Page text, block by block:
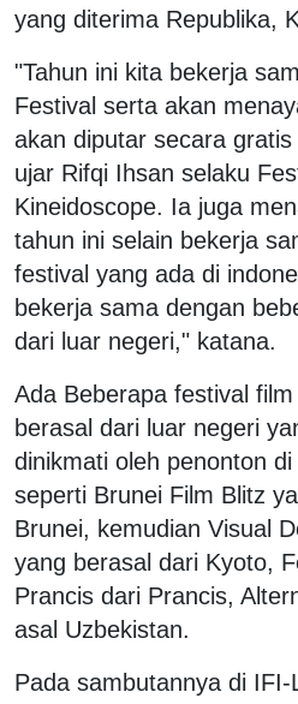
yang diterima Republika,
"Tahun ini kita bekerja
Festival serta akan
akan diputar secara
ujar Rifqi Ihsan selaku
Kineidoscope. Ia juga
tahun ini selain bekerja
festival yang ada di
bekerja sama dengan
dari luar negeri," katana.
Ada Beberapa festival
berasal dari luar negeri
dinikmati oleh penonton
seperti Brunei Film Blitz
Brunei, kemudian Visual
yang berasal dari Kyoto,
Prancis dari Prancis,
asal Uzbekistan.
Pada sambutannya di IFI-